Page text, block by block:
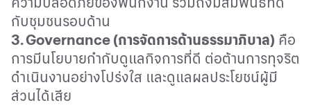
กับชุมชนรอบด้าน
3.Governance (การจัดการด้านธรรมาภิบาล) คือ
การมีนโยบายกำกับดูแลกิจการที่ดี ต่อต้านการทุจริต
ดำเนินงานอย่างโปร่งใส และดูแลผลประโยชน์ผู้มี
ส่วนได้เสีย